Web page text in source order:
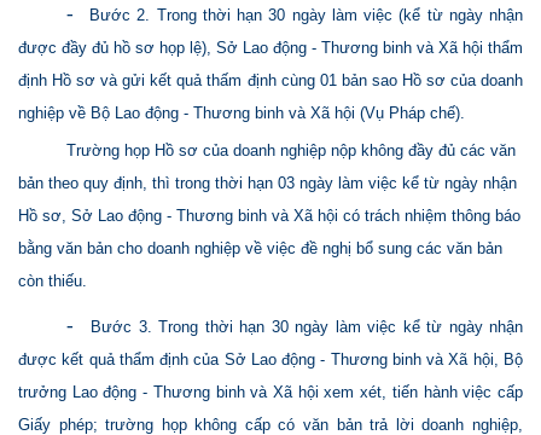
-
Bước 2. Trong thời hạn 30 ngày làm việc (kể từ ngày nhận
được đầy đủ hồ sơ họp lệ), Sở Lao động - Thương binh và Xã hội thẩm
định Hồ sơ và gửi kết quả thấm định cùng 01 bản sao Hồ sơ của doanh
nghiệp về Bộ Lao động - Thương binh và Xã hội (Vụ Pháp chế).
Trường họp Hồ sơ của doanh nghiệp nộp không đầy đủ các văn
bản theo quy định, thì trong thời hạn 03 ngày làm việc kể từ ngày nhận
Hồ sơ, Sở Lao động - Thương binh và Xã hội có trách nhiệm thông báo
bằng văn bản cho doanh nghiệp về việc đề nghị bổ sung các văn bản
còn thiếu.
-
Bước 3. Trong thời hạn 30 ngày làm việc kể từ ngày nhận
được kết quả thẩm định của Sở Lao động - Thương binh và Xã hội, Bộ
trưởng Lao động - Thương binh và Xã hội xem xét, tiến hành việc cấp
Giấy phép; trường họp không cấp có văn bản trả lời doanh nghiệp,